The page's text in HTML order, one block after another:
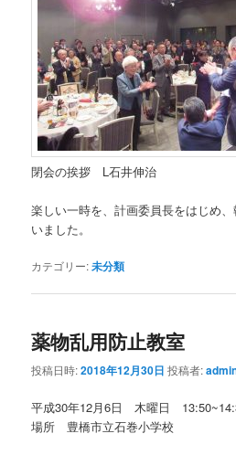
閉会の挨拶 L石井伸治
楽しい一時を、計画委員長をはじめ
いました。
カテゴリー:未分類
薬物乱用防止教室
投稿日時:2018年12月30日 投稿者:
平成30年12月6日 木曜日
場所 豊橋市立石巻小学校